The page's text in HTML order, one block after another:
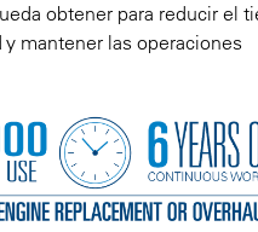
obtener para reducir el
mantener las operaciones